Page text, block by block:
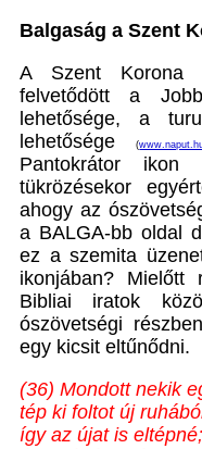
Balgaság a Szent
A Szent Korona
felvetődött a
lehetősége, a
lehetősége(
Pantokrátor ikon
tükrözésekor
ahogy az
a BALGA-bb oldal
ez a szemita
ikonjában?
Bibliai iratok
ószövetségi
egy kicsit eltűnődni.
(36) Mondott nekik
tép ki foltot új
így az újat is